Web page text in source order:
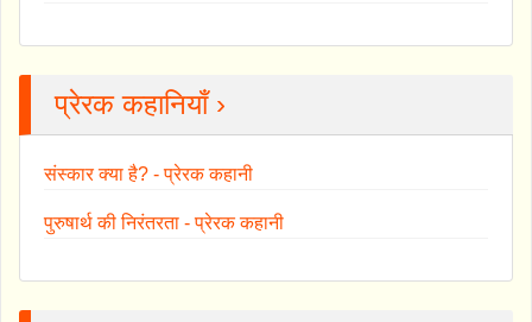
प्रेरक कहानियाँ ›
संस्कार क्या है? - प्रेरक कहानी
पुरुषार्थ की निरंतरता - प्रेरक कहानी